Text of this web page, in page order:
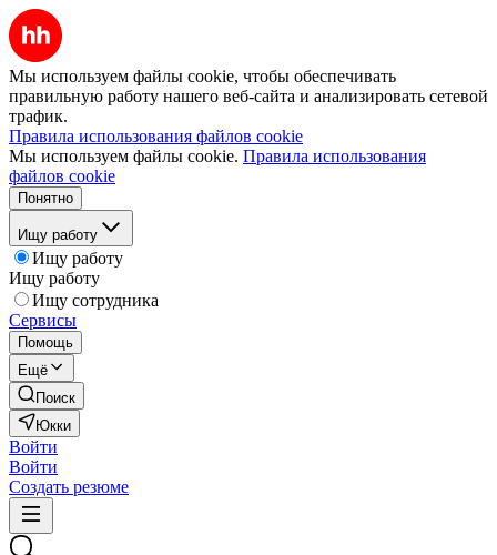
Мы используем файлы cookie, чтобы обеспечивать
правильную работу нашего веб-сайта и анализировать сетевой
трафик.
Правила использования файлов cookie
Мы используем файлы cookie. Правила использования
файлов cookie
Понятно
Ищу работу
Ищу работу
Ищу работу
Ищу сотрудника
Сервисы
Помощь
Ещё
Поиск
Юкки
Войти
Войти
Создать резюме